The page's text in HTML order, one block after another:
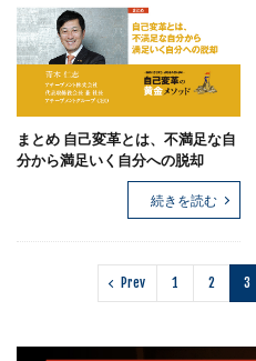
まとめ 自己変革とは、不満足な自
分から満足いく自分への脱却
続きを読む
Prev 1 2 3